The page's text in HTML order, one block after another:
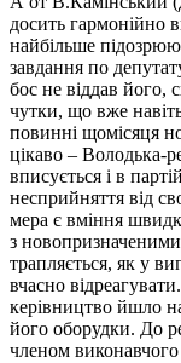
досить гармонійно
найбільше
завдання по
бос не віддав його,
чутки, що вже навіть
повинні щомісяця
цікаво – Володька-
вписується і в
несприйняття від
мера є вміння
з
трапляється, як у
вчасно
керівництво йшло
його оборудки. До
членом